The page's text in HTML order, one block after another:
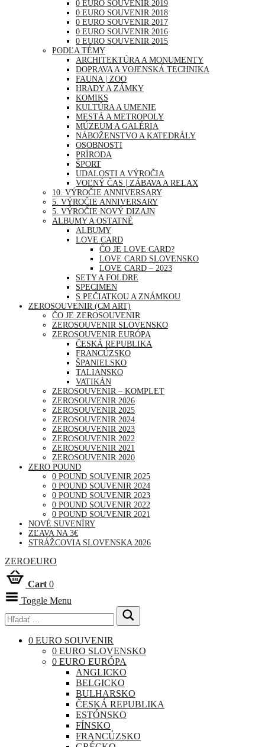
0 EURO SOUVENIR 2019
0 EURO SOUVENIR 2018
0 EURO SOUVENIR 2017
0 EURO SOUVENIR 2016
0 EURO SOUVENIR 2015
PODĽA TÉMY
ARCHITEKTÚRA A MONUMENTY
DOPRAVA A VOJENSKÁ TECHNIKA
FAUNA | ZOO
HRADY A ZÁMKY
KOMIKS
KULTÚRA A UMENIE
MESTÁ A METROPOLY
MÚZEUM A GALÉRIA
NÁBOŽENSTVO A KATEDRÁLY
OSOBNOSTI
PRÍRODA
ŠPORT
UDALOSTI A VÝROČIA
VOĽNÝ ČAS | ZÁBAVA A RELAX
10. VÝROČIE ANNIVERSARY
5. VÝROČIE ANNIVERSARY
5. VÝROČIE NOVÝ DIZAJN
ALBUMY A OSTATNÉ
ALBUMY
LOVE CARD
ČO JE LOVE CARD?
LOVE CARD SLOVENSKO
LOVE CARD – 2023
SETY A FOLDRE
SPECIMEN
S PEČIATKOU A ZNÁMKOU
ZEROSOUVENIR (CM ART)
ČO JE ZEROSOUVENIR
ZEROSOUVENIR SLOVENSKO
ZEROSOUVENIR EURÓPA
ČESKÁ REPUBLIKA
FRANCÚZSKO
ŠPANIELSKO
TALIANSKO
VATIKÁN
ZEROSOUVENIR – KOMPLET
ZEROSOUVENIR 2026
ZEROSOUVENIR 2025
ZEROSOUVENIR 2024
ZEROSOUVENIR 2023
ZEROSOUVENIR 2022
ZEROSOUVENIR 2021
ZEROSOUVENIR 2020
ZERO POUND
0 POUND SOUVENIR 2025
0 POUND SOUVENIR 2024
0 POUND SOUVENIR 2023
0 POUND SOUVENIR 2022
0 POUND SOUVENIR 2021
NOVÉ SUVENÍRY
ZĽAVA NA 3€
STRÁŽCOVIA SLOVENSKA 2026
ZEROEURO
Cart 0
Toggle Menu
0 EURO SOUVENIR
0 EURO SLOVENSKO
0 EURO EURÓPA
ANGLICKO
BELGICKO
BULHARSKO
ČESKÁ REPUBLIKA
ESTÓNSKO
FÍNSKO
FRANCÚZSKO